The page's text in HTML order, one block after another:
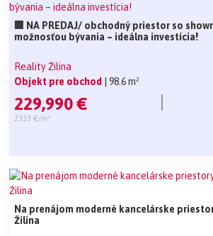
🏢 NA PREDAJ/ obchodný priestor so
možnosťou bývania – ideálna investícia!
Reality Žilina
Objekt pre obchod
| 98.6 m²
229,990 €
2333 €/m²
Na prenájom moderné kancelárske
Žilina